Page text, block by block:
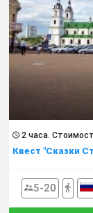
2 часа.
Квест "Сказки
5-20